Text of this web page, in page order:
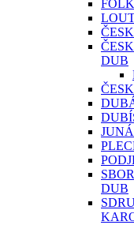
DUB
DUB